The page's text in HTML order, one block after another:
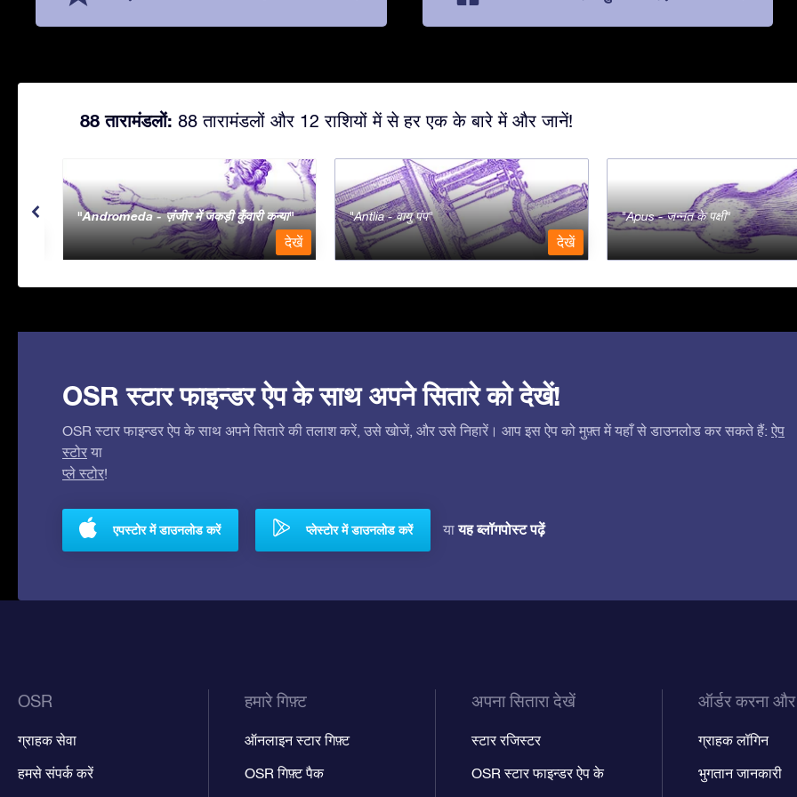
88 तारामंडलों: 88 तारामंडलों और 12 राशियों में से हर एक के बारे में और जानें!
Andromeda - ज़ंजीर में जकड़ी कुँवारी कन्या
देखें
Antlia - वायु पंप
देखें
Apus - जन्नत के पक्षी
OSR स्टार फाइन्डर ऐप के साथ अपने सितारे को देखें!
OSR स्टार फाइन्डर ऐप के साथ अपने सितारे की तलाश करें, उसे खोजें, और उसे निहारें। आप इस ऐप को मुफ़्त में यहाँ से डाउनलोड कर सकते हैं: ऐप
स्टोर या
प्ले स्टोर!
एपस्टोर में डाउनलोड करें प्लेस्टोर में डाउनलोड करें यायह ब्लॉगपोस्ट पढ़ें
OSR
ग्राहक सेवा
हमसे संपर्क करें
हमारे गिफ़्ट
ऑनलाइन स्टार गिफ़्ट
OSR गिफ़्ट पैक
अपना सितारा देखें
स्टार रजिस्टर
OSR स्टार फाइन्डर ऐप के
ऑर्डर करना और
ग्राहक लॉगिन
भुगतान जानकारी